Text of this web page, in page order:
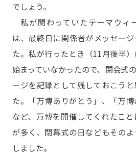
でしょう。
私が関わっていたテーマウィ
は、最終日に関係者がメッセー
た。私が行ったとき（11月後半
始まっていなかったので、閉会式
ージを記録として残しておこう
た。「万博ありがとう」、「万博
など、万博を開催してくれたこ
が多く、閉幕式の日などもその
しました。